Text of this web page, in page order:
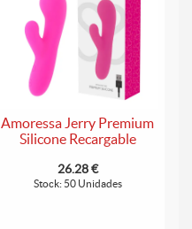
Amoressa Jerry Premium
Silicone Recargable
26.28 €
Stock: 50 Unidades